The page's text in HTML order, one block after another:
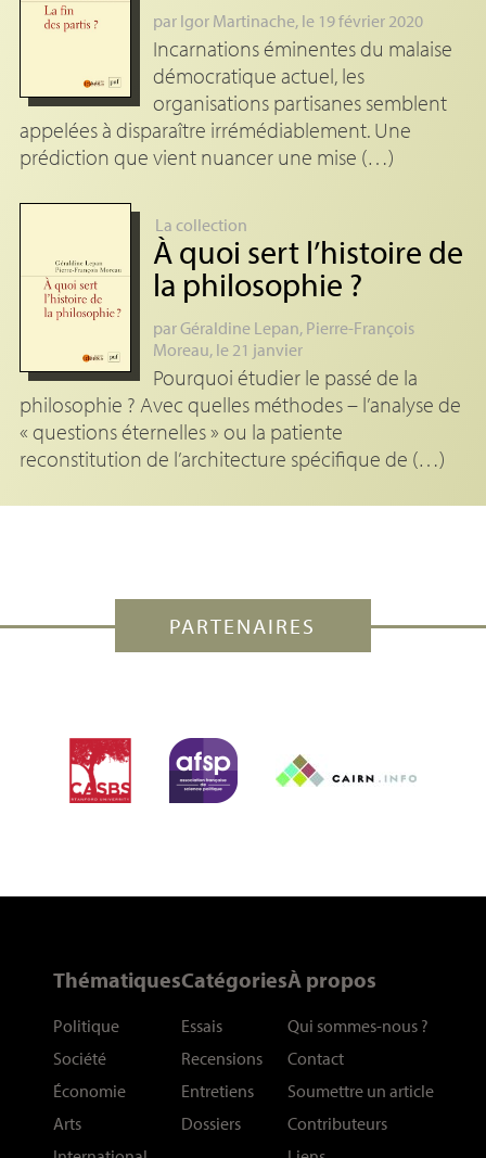
par Igor Martinache, le 19 février 2020
Incarnations éminentes du malaise
démocratique actuel, les
organisations partisanes semblent
appelées à disparaître irrémédiablement. Une
prédiction que vient nuancer une mise (…)
La collection
À quoi sert l’histoire de
la philosophie ?
parGéraldine Lepan, Pierre-François
Moreau, le 21 janvier
Pourquoi étudier le passé de la
philosophie ? Avec quelles méthodes – l’analyse de
« questions éternelles » ou la patiente
reconstitution de l’architecture spécifique de (…)
PARTENAIRES
Thématiques
Politique
Société
Économie
Arts
Catégories
Essais
Recensions
Entretiens
Dossiers
À propos
Qui sommes-nous ?
Contact
Soumettre un article
Contributeurs